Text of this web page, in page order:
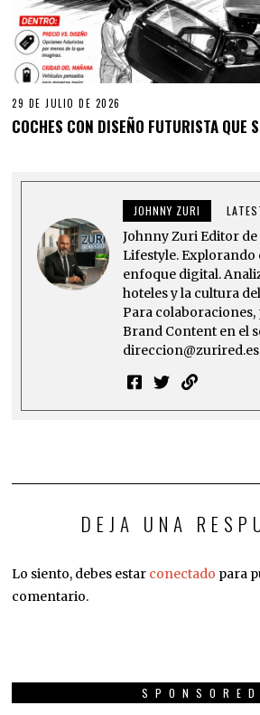
29 DE JULIO DE 2026
COCHES CON DISEÑO FUTURISTA QUE
JOHNNY ZURI
Johnny Zuri Editor
Lifestyle. Explorando
enfoque digital.
hoteles y la cultura
Para colaboraciones,
Brand Content en el
direccion@zurired.es
DEJA UNA
Lo siento, debes estar conectado para
comentario.
SPONSORED